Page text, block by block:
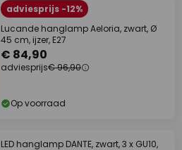
adviesprijs -12%
Lucande hanglamp Aeloria, zwart, Ø
45 cm, ijzer, E27
€ 84,90
adviesprijs€ 96,90
Op voorraad
LED hanglamp DANTE, zwart, 3 x GU10,